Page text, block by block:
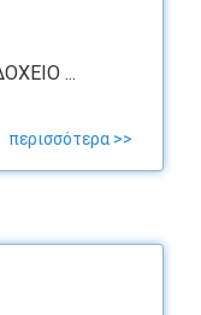
...
περισσότερα >>